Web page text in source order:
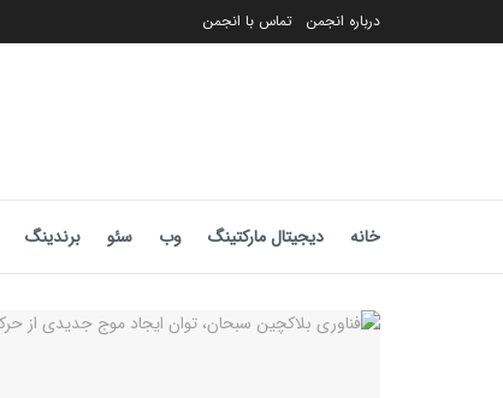
درباره انجمن تماس با انجمن
خانه دیجیتال مارکتینگ وب سئو برندینگ